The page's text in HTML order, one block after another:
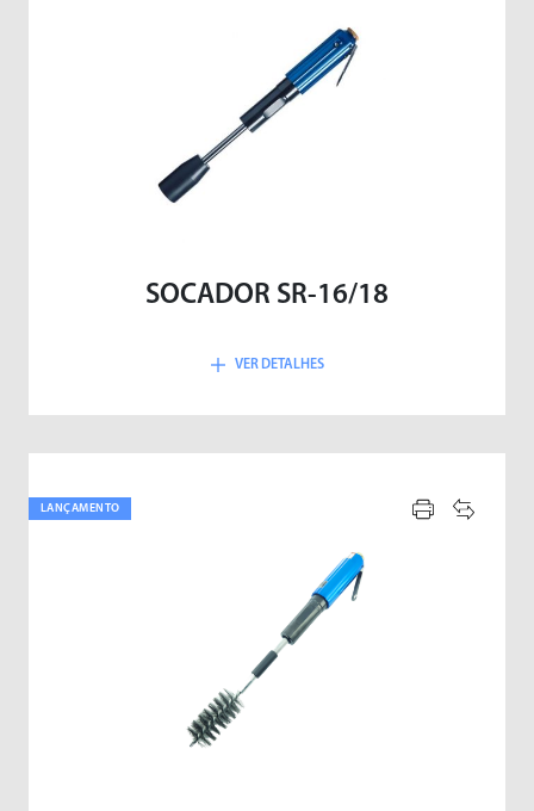
SOCADOR SR-16/18
VER DETALHES
LANÇAMENTO